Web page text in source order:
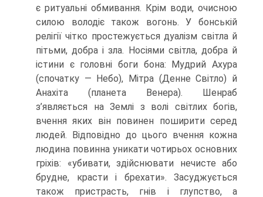
є ритуальні обмивання. Крім води, очисною
силою володіє також вогонь. У бонській
релігії чітко простежується ду­алізм світла й
пітьми, добра і зла. Носіями світла, добра й
істини є головні боги бона: Мудрий Ахура
(спочатку — Небо), Мітра (Денне Світло) й
Анахіта (планета Вене­ра). Шенраб
з’являється на Землі з волі світлих богів,
вчення яких він повинен поширити серед
людей. Відповідно до цього вчення кожна
людина повинна уни­кати чотирьох основних
гріхів: «убивати, здійснювати нечисте або
брудне, красти і брехати». Засуджується
також пристрасть, гнів і глупство, а